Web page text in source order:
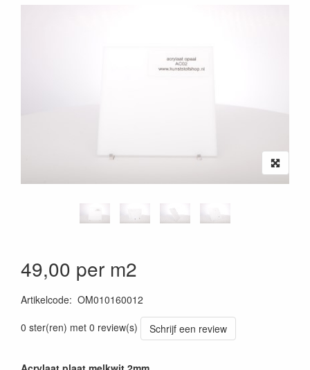
49,00 per m2
Artikelcode: OM010160012
0 ster(ren) met 0 review(s)
Schrijf een review